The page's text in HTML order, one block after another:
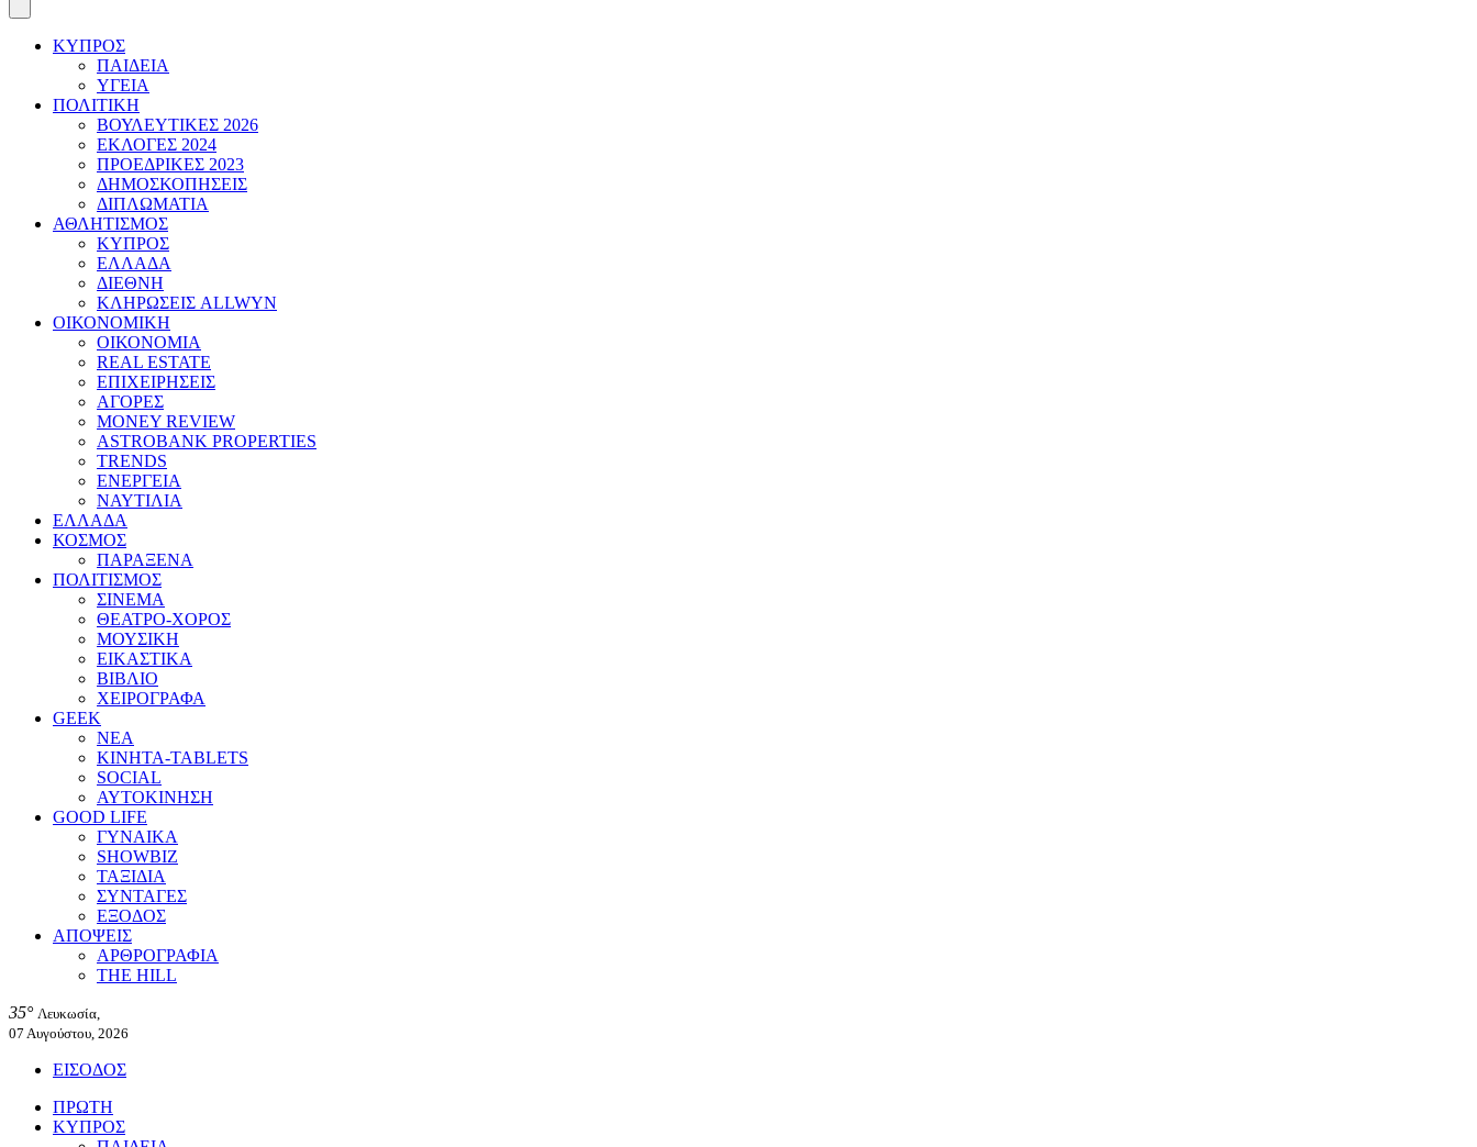
ΚΥΠΡΟΣ
ΠΑΙΔΕΙΑ
ΥΓΕΙΑ
ΠΟΛΙΤΙΚΗ
ΒΟΥΛΕΥΤΙΚΕΣ 2026
ΕΚΛΟΓΕΣ 2024
ΠΡΟΕΔΡΙΚΕΣ 2023
ΔΗΜΟΣΚΟΠΗΣΕΙΣ
ΔΙΠΛΩΜΑΤΙΑ
ΑΘΛΗΤΙΣΜΟΣ
ΚΥΠΡΟΣ
ΕΛΛΑΔΑ
ΔΙΕΘΝΗ
ΚΛΗΡΩΣΕΙΣ ALLWYN
ΟΙΚΟΝΟΜΙΚΗ
ΟΙΚΟΝΟΜΙΑ
REAL ESTATE
ΕΠΙΧΕΙΡΗΣΕΙΣ
ΑΓΟΡΕΣ
MONEY REVIEW
ASTROBANK PROPERTIES
TRENDS
ΕΝΕΡΓΕΙΑ
ΝΑΥΤΙΛΙΑ
ΕΛΛΑΔΑ
ΚΟΣΜΟΣ
ΠΑΡΑΞΕΝΑ
ΠΟΛΙΤΙΣΜΟΣ
ΣΙΝΕΜΑ
ΘΕΑΤΡΟ-ΧΟΡΟΣ
ΜΟΥΣΙΚΗ
ΕΙΚΑΣΤΙΚΑ
ΒΙΒΛΙΟ
ΧΕΙΡΟΓΡΑΦΑ
GEEK
ΝΕΑ
ΚΙΝΗΤΑ-TABLETS
SOCIAL
ΑΥΤΟΚΙΝΗΣΗ
GOOD LIFE
ΓΥΝΑΙΚΑ
SHOWBIZ
ΤΑΞΙΔΙΑ
ΣΥΝΤΑΓΕΣ
ΕΞΟΔΟΣ
ΑΠΟΨΕΙΣ
ΑΡΘΡΟΓΡΑΦΙΑ
THE HILL
35° Λευκωσία,
07 Αυγούστου, 2026
ΕΙΣΟΔΟΣ
ΠΡΩΤΗ
ΚΥΠΡΟΣ